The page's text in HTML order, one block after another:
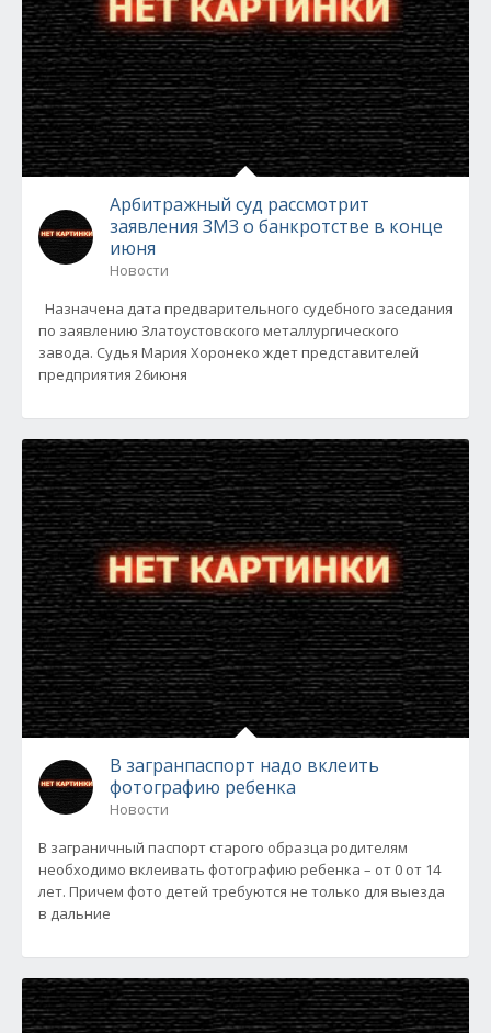
Арбитражный суд рассмотрит
заявления ЗМЗ о банкротстве в конце
июня
Новости
Назначена дата предварительного судебного заседания
по заявлению Златоустовского металлургического
завода. Судья Мария Хоронеко ждет представителей
предприятия 26июня
В загранпаспорт надо вклеить
фотографию ребенка
Новости
В заграничный паспорт старого образца родителям
необходимо вклеивать фотографию ребенка – от 0 от 14
лет. Причем фото детей требуются не только для выезда
в дальние